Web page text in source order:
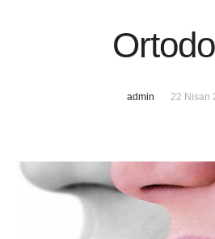
admin 22 Nisan